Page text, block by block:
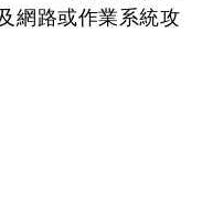
網路或作業系統攻